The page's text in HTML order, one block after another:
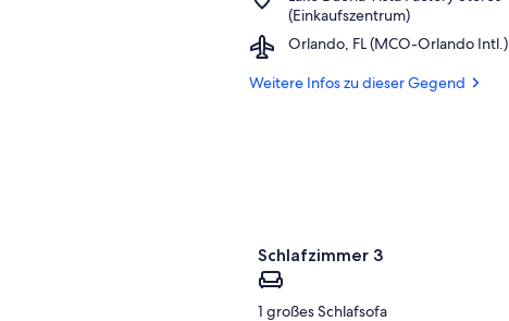
(Einkaufszentrum)
Lake
Buena
Vista
Factory
Stores
Orlando, FL (MCO-Orlando Intl.)
Airport,
FL
Weitere Infos zu dieser Gegend
Schlafzimmer 3
1 großes Schlafsofa